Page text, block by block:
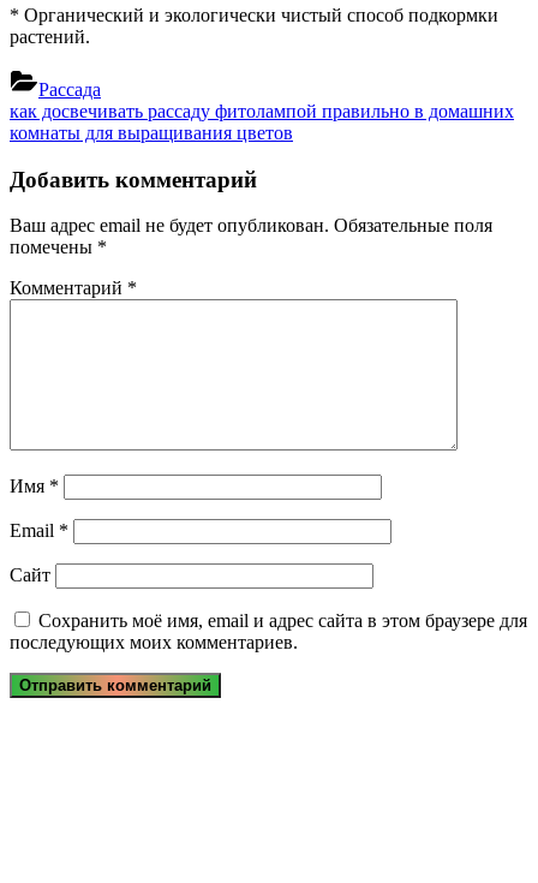
* Органический и экологически чистый способ подкормки
растений.
Рассада
Навигация
по
записям
Previous
Post:
как досвечивать рассаду фитолампой правильно в домашних
Next
комнаты для выращивания цветов
Добавить комментарий
Ваш адрес email не будет опубликован. Обязательные поля
помечены *
Комментарий *
Имя *
Email *
Сайт
Сохранить моё имя, email и адрес сайта в этом браузере для
последующих моих комментариев.